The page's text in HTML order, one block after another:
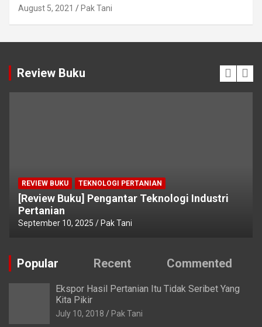
August 5, 2021 Pak Tani
Review Buku
REVIEW BUKU TEKNOLOGI PERTANIAN
[Review Buku] Pengantar Teknologi Industri
Pertanian
September 10, 2025 Pak Tani
Popular Recent Commented
Ekspor Hasil Pertanian Itu Tidak Seribet Yang
Kita Pikir
July 10, 2018 Pak Tani